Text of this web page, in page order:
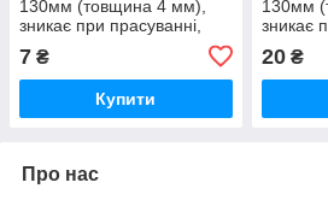
130мм (товщина 4 мм),
зникає при прасуванні,
7 ₴
Купити
130мм
зникає
20₴
Про нас